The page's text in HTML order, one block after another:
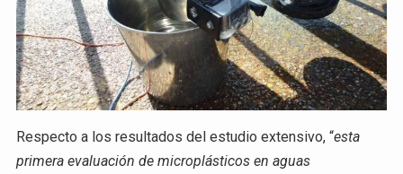
Respecto a los resultados del estudio extensivo, “esta
primera evaluación de microplásticos en aguas